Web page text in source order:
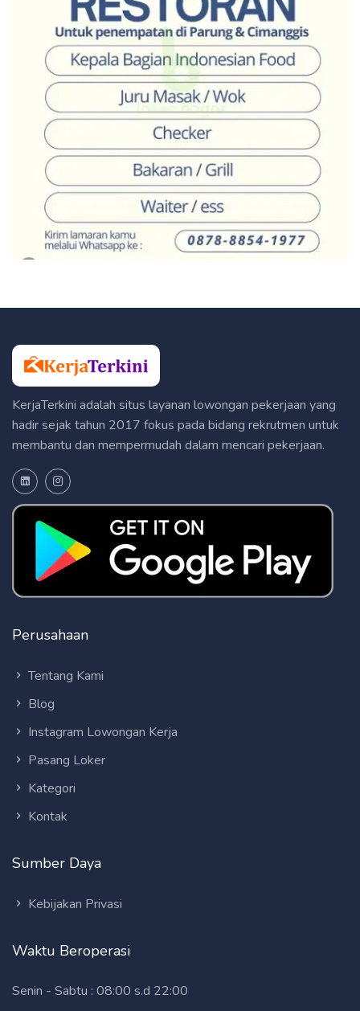
KerjaTerkini adalah situs layanan lowongan pekerjaan yang
hadir sejak tahun 2017 fokus pada bidang rekrutmen untuk
membantu dan mempermudah dalam mencari pekerjaan.
Perusahaan
Tentang Kami
Blog
Instagram Lowongan Kerja
Pasang Loker
Kategori
Kontak
Sumber Daya
Kebijakan Privasi
Waktu Beroperasi
Senin - Sabtu : 08:00 s.d 22:00